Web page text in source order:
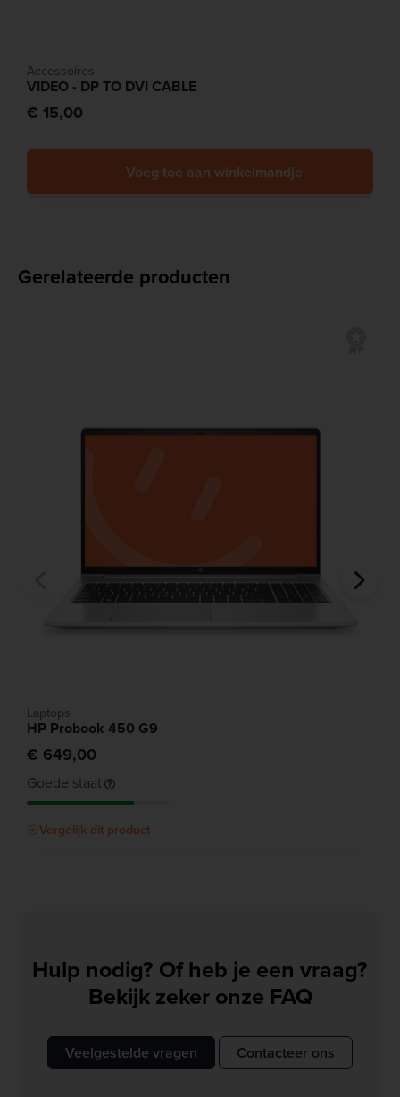
Accessoires
VIDEO - DP TO DVI CABLE
€ 15,00
Voeg toe aan winkelmandje
Gerelateerde producten
Laptops
HP Probook 450 G9
€ 649,00
Goede staat
Vergelijk dit product
Hulp nodig? Of heb je een vraag?
Bekijk zeker onze FAQ
Veelgestelde vragen Contacteer ons